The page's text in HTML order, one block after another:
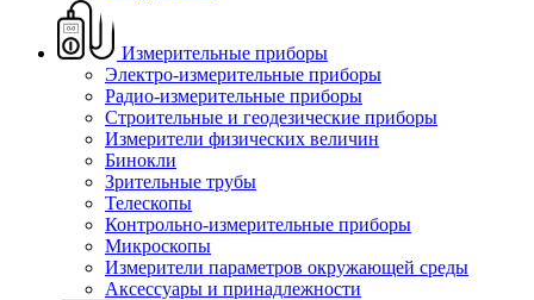
Измерительные приборы
Электро-измерительные приборы
Радио-измерительные приборы
Строительные и геодезические приборы
Измерители физических величин
Бинокли
Зрительные трубы
Телескопы
Контрольно-измерительные приборы
Микроскопы
Измерители параметров окружающей среды
Аксессуары и принадлежности